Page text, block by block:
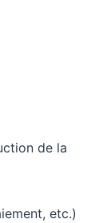
de la
etc.)